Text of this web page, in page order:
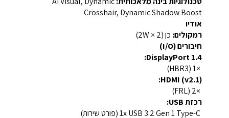
Crosshair, Dynamic Shadow Boost
אודיו
רמקולים: כן (2W × 2)
חיבורים (I/O)
DisplayPort 1.4:
×1 (HBR3)
HDMI (v2.1):
×2 (FRL)
רכזת USB: